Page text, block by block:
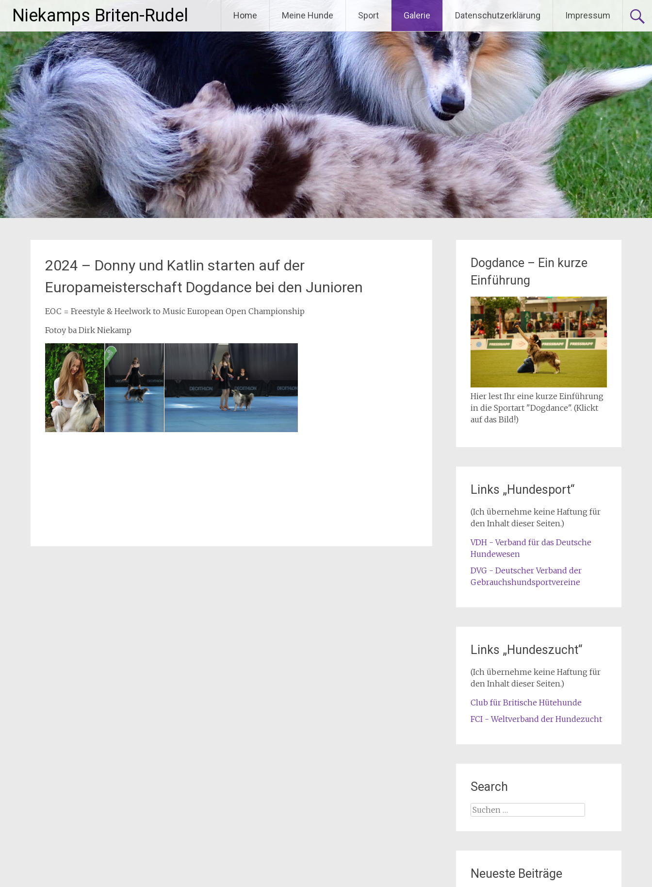
Inhalt
springen
Niekamps Briten-Rudel Home Meine Hunde Sport Galerie Datenschutzerklärung Impressum
2024 – Donny und Katlin starten auf der
Europameisterschaft Dogdance bei den Junioren
EOC = Freestyle & Heelwork to Music European Open Championship
Fotoy ba Dirk Niekamp
Dogdance – Ein kurze
Einführung
Hier lest Ihr eine kurze Einführung
in die Sportart "Dogdance". (Klickt
auf das Bild!)
Links „Hundesport“
(Ich übernehme keine Haftung für
den Inhalt dieser Seiten.)
VDH - Verband für das Deutsche
Hundewesen
DVG - Deutscher Verband der
Gebrauchshundsportvereine
Links „Hundeszucht“
(Ich übernehme keine Haftung für
den Inhalt dieser Seiten.)
Club für Britische Hütehunde
FCI - Weltverband der Hundezucht
Search
Suche
Neueste Beiträge